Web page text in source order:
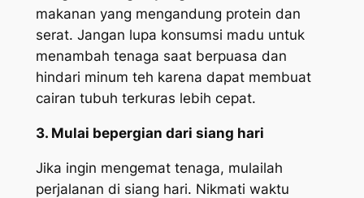
makanan yang mengandung protein dan
serat. Jangan lupa konsumsi madu untuk
menambah tenaga saat berpuasa dan
hindari minum teh karena dapat membuat
cairan tubuh terkuras lebih cepat.
3. Mulai bepergian dari siang hari
Jika ingin mengemat tenaga, mulailah
perjalanan di siang hari. Nikmati waktu